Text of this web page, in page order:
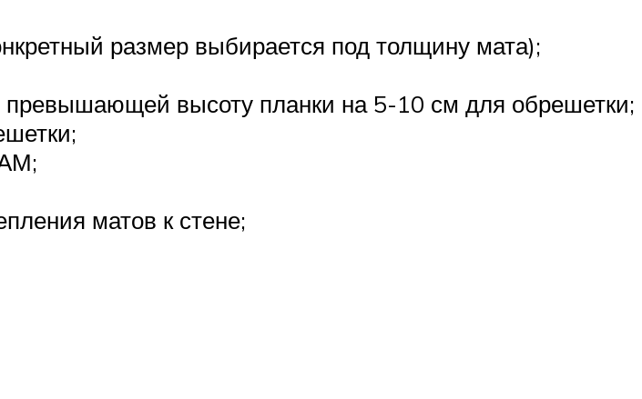
размер выбирается под толщину мата);
высоту планки на 5-10 см для обрешетки;
матов к стене;